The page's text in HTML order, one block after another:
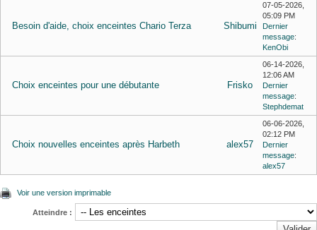
Besoin d'aide, choix enceintes Chario Terza Shibumi
07-05-2026,
05:09 PM
Dernier
message:
KenObi
Choix enceintes pour une débutante Frisko
06-14-2026,
12:06 AM
Dernier
message:
Stephdemat
Choix nouvelles enceintes après Harbeth alex57
06-06-2026,
02:12 PM
Dernier
message:
alex57
Voir une version imprimable
Atteindre :